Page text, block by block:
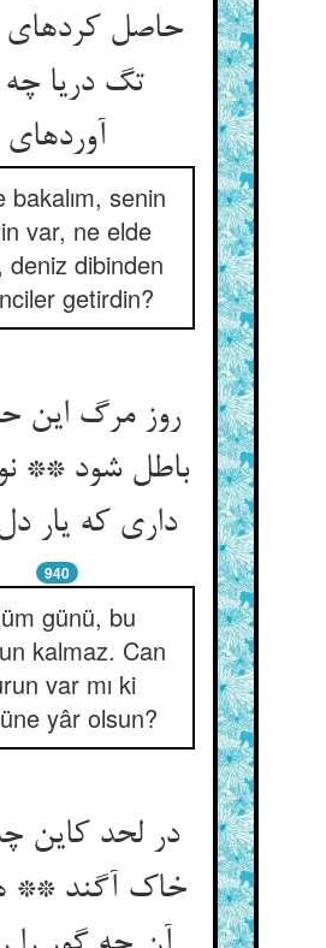
حاصل کرده‏ای
تگ دریا چه
آورده‏ای‏
bakalım, senin
var, ne elde
deniz dibinden
getirdin?
روز مرگ این
باطل شود **
داری که یار
940
günü, bu
kalmaz. Can
var mı ki
yâr olsun?
در لحد کاین
خاک آگند **